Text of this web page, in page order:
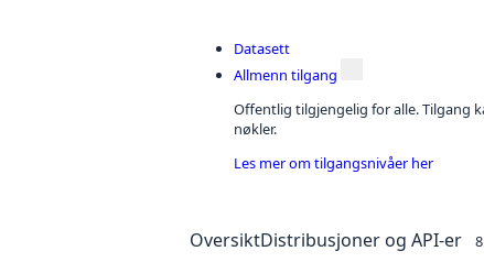
Datasett
Allmenn tilgang
Offentlig tilgjengelig for alle. Tilgang
nøkler.
Les mer om tilgangsnivåer her
OversiktDistribusjoner og API-er 8